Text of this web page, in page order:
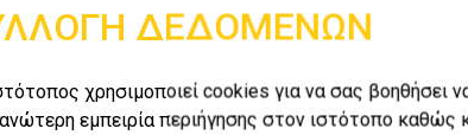
Next
ΔΕΔΟΜΕΝΩΝ
χρησιμοποιεί cookies για να σας βοηθήσει
εμπειρία περιήγησης στον ιστότοπο καθώς